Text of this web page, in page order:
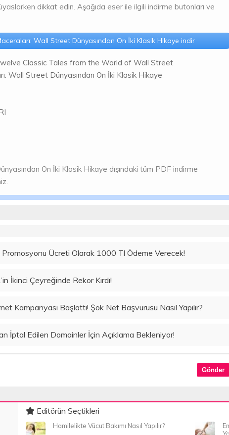
dikkat edin. Aşağıda eser ile ilgili indirme butonları ve
Wall Street Dünyasından On İki Klasik Hikaye indir
Classic Tales from the World of Wall Street
Wall Street Dünyasından On İki Klasik Hikaye
On İki Klasik Hikaye dışındaki tüm PDF indirme
Promosyonu Ücreti Olarak 1000 Tl Ödeme Verecek!
İkinci Çeyreğinde Rekor Kırdı!
Kampanyası Başlattı! Şok Net Başvurusu Nasıl Yapılır?
İptal Edilen Domainler İçin Açıklama Bekleniyor!
Editörün Seçtikleri
Hamilelikte Vücut Bakımı Nasıl Yapılır?